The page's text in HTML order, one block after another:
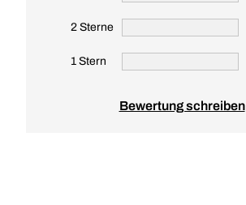
2 Sterne
1 Stern
Bewertung schreiben